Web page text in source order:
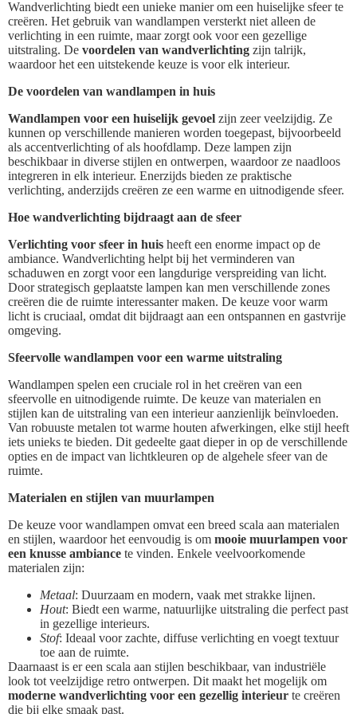
Wandverlichting biedt een unieke manier om een huiselijke sfeer te
creëren. Het gebruik van wandlampen versterkt niet alleen de
verlichting in een ruimte, maar zorgt ook voor een gezellige
uitstraling. De voordelen van wandverlichting zijn talrijk,
waardoor het een uitstekende keuze is voor elk interieur.
De voordelen van wandlampen in huis
Wandlampen voor een huiselijk gevoel zijn zeer veelzijdig. Ze
kunnen op verschillende manieren worden toegepast, bijvoorbeeld
als accentverlichting of als hoofdlamp. Deze lampen zijn
beschikbaar in diverse stijlen en ontwerpen, waardoor ze naadloos
integreren in elk interieur. Enerzijds bieden ze praktische
verlichting, anderzijds creëren ze een warme en uitnodigende sfeer.
Hoe wandverlichting bijdraagt aan de sfeer
Verlichting voor sfeer in huis heeft een enorme impact op de
ambiance. Wandverlichting helpt bij het verminderen van
schaduwen en zorgt voor een langdurige verspreiding van licht.
Door strategisch geplaatste lampen kan men verschillende zones
creëren die de ruimte interessanter maken. De keuze voor warm
licht is cruciaal, omdat dit bijdraagt aan een ontspannen en gastvrije
omgeving.
Sfeervolle wandlampen voor een warme uitstraling
Wandlampen spelen een cruciale rol in het creëren van een
sfeervolle en uitnodigende ruimte. De keuze van materialen en
stijlen kan de uitstraling van een interieur aanzienlijk beïnvloeden.
Van robuuste metalen tot warme houten afwerkingen, elke stijl heeft
iets unieks te bieden. Dit gedeelte gaat dieper in op de verschillende
opties en de impact van lichtkleuren op de algehele sfeer van de
ruimte.
Materialen en stijlen van muurlampen
De keuze voor wandlampen omvat een breed scala aan materialen
en stijlen, waardoor het eenvoudig is om mooie muurlampen voor
een knusse ambiance te vinden. Enkele veelvoorkomende
materialen zijn:
Metaal: Duurzaam en modern, vaak met strakke lijnen.
Hout: Biedt een warme, natuurlijke uitstraling die perfect past
in gezellige interieurs.
Stof: Ideaal voor zachte, diffuse verlichting en voegt textuur
toe aan de ruimte.
Daarnaast is er een scala aan stijlen beschikbaar, van industriële
look tot veelzijdige retro ontwerpen. Dit maakt het mogelijk om
moderne wandverlichting voor een gezellig interieur te creëren
die bij elke smaak past.